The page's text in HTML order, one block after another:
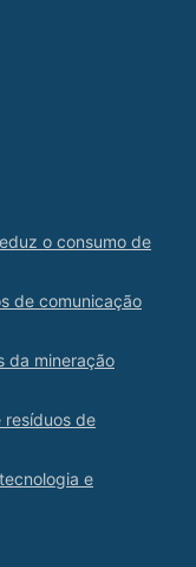
o consumo de
de comunicação
da mineração
resíduos de
e